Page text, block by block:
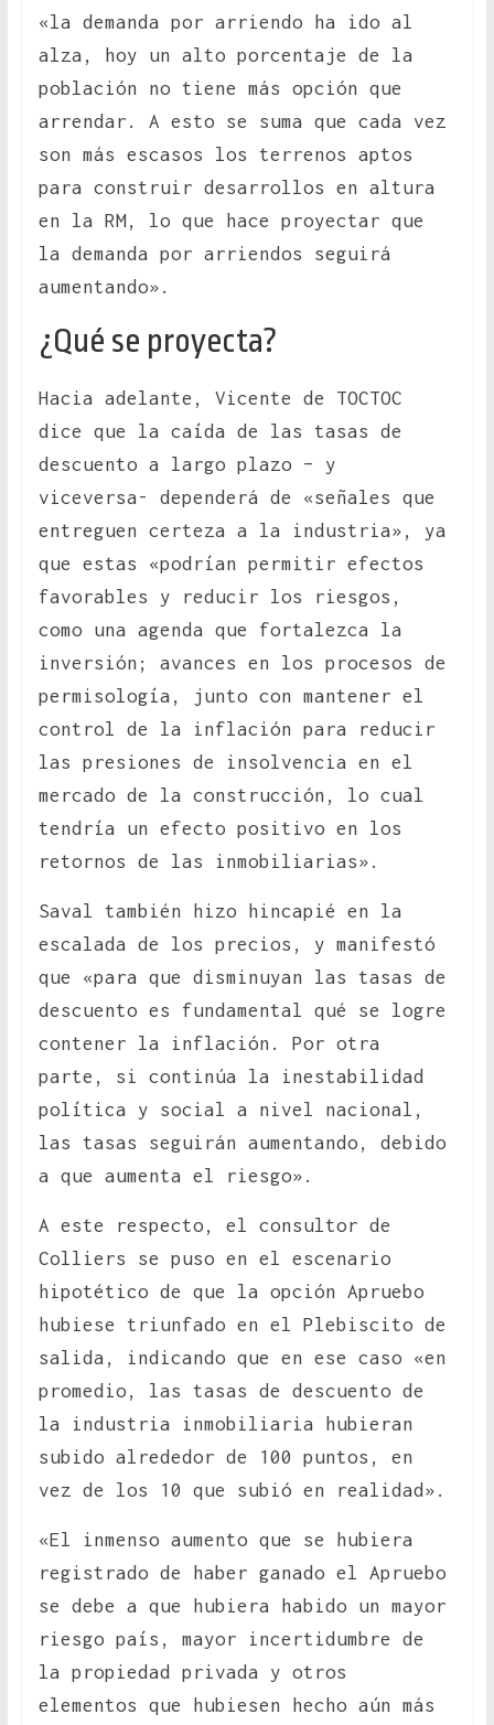
«la demanda por arriendo ha ido al
alza, hoy un alto porcentaje de la
población no tiene más opción que
arrendar. A esto se suma que cada vez
son más escasos los terrenos aptos
para construir desarrollos en altura
en la RM, lo que hace proyectar que
la demanda por arriendos seguirá
aumentando».
¿Qué se proyecta?
Hacia adelante, Vicente de TOCTOC
dice que la caída de las tasas de
descuento a largo plazo – y
viceversa- dependerá de «señales que
entreguen certeza a la industria», ya
que estas «podrían permitir efectos
favorables y reducir los riesgos,
como una agenda que fortalezca la
inversión; avances en los procesos de
permisología, junto con mantener el
control de la inflación para reducir
las presiones de insolvencia en el
mercado de la construcción, lo cual
tendría un efecto positivo en los
retornos de las inmobiliarias».
Saval también hizo hincapié en la
escalada de los precios, y manifestó
que «para que disminuyan las tasas de
descuento es fundamental qué se logre
contener la inflación. Por otra
parte, si continúa la inestabilidad
política y social a nivel nacional,
las tasas seguirán aumentando, debido
a que aumenta el riesgo».
A este respecto, el consultor de
Colliers se puso en el escenario
hipotético de que la opción Apruebo
hubiese triunfado en el Plebiscito de
salida, indicando que en ese caso «en
promedio, las tasas de descuento de
la industria inmobiliaria hubieran
subido alrededor de 100 puntos, en
vez de los 10 que subió en realidad».
«El inmenso aumento que se hubiera
registrado de haber ganado el Apruebo
se debe a que hubiera habido un mayor
riesgo país, mayor incertidumbre de
la propiedad privada y otros
elementos que hubiesen hecho aún más